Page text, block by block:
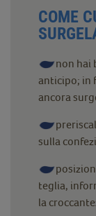
COME
non hai
anticipo; in
ancora
sulla
teglia,
la